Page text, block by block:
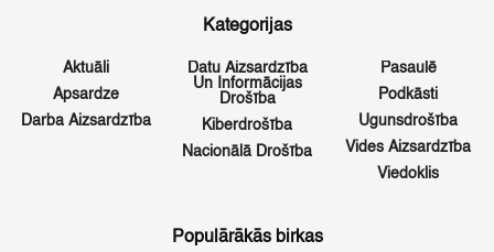
Kategorijas
Aktuāli
Apsardze
Darba Aizsardzība
Datu Aizsardzība
Un Informācijas
Drošība
Kiberdrošība
Nacionālā Drošība
Pasaulē
Podkāsti
Ugunsdrošība
Vides Aizsardzība
Viedoklis
Populārākās birkas